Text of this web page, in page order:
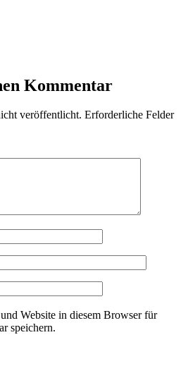
Kommentar
veröffentlicht. Erforderliche Felder
Website in diesem Browser für
speichern.